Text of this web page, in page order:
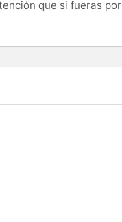
que si fueras por